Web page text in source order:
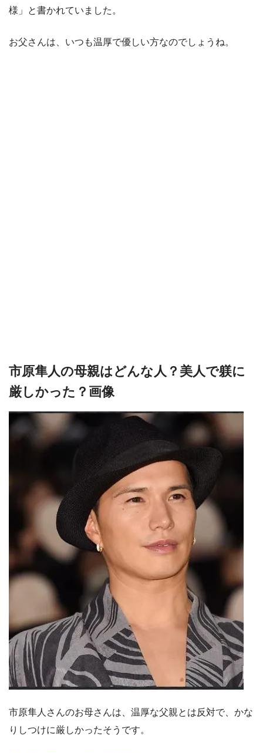
様」と書かれていました。
お父さんは、いつも温厚で優しい方なのでしょうね。
市原隼人の母親はどんな人？美人で躾に
厳しかった？画像
市原隼人さんのお母さんは、温厚な父親とは反対で、かな
りしつけに厳しかったそうです。